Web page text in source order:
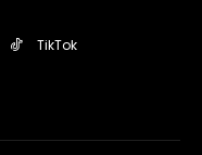
TikTok